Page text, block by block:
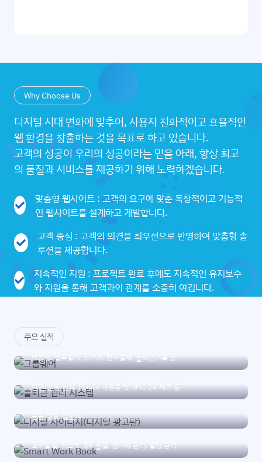
Why Choose Us
디지털 시대 변화에 맞추어, 사용자 친화적이고 효율적인
웹 환경을 창출하는 것을 목표로 하고 있습니다.
고객의 성공이 우리의 성공이라는 믿음 아래, 항상 최고
의 품질과 서비스를 제공하기 위해 노력하겠습니다.
맞춤형 웹사이트 : 고객의 요구에 맞춘 독창적이고 기능적
인 웹사이트를 설계하고 개발합니다.
고객 중심 : 고객의 의견을 최우선으로 반영하여 맞춤형 솔
루션을 제공합니다.
지속적인 지원 : 프로젝트 완료 후에도 지속적인 유지보수
와 지원을 통해 고객과의 관계를 소중히 여깁니다.
주요 실적그룹웨어
반응형, 업무일지, 휴가계, 전자결재, 출퇴근기록 등
출퇴근 관리 시스템
안면(얼굴)인식, Mobile 사원증 및 NFC, QR 체크 등
디지털 사이니지(디지털 광고판)
공공 정보, 길안내
Smart Work Book
모바일웹, 워크북, QR 출결, 참가자 관리, 일정 관리
성동공유센터